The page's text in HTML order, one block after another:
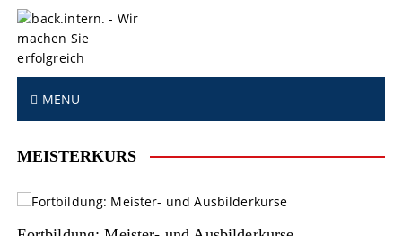
MENU
MEISTERKURS